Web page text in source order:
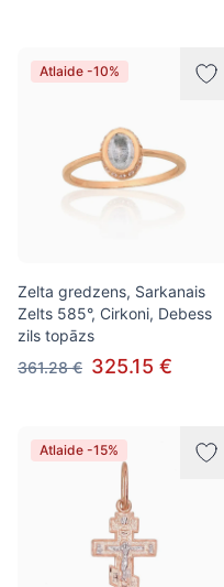
Atlaide -10%
Zelta gredzens, Sarkanais
Zelts 585°, Cirkoni, Debess
zils topāzs
361.28 € 325.15 €
Atlaide -15%